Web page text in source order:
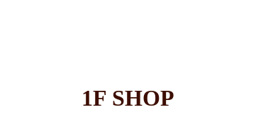
1F SHOP